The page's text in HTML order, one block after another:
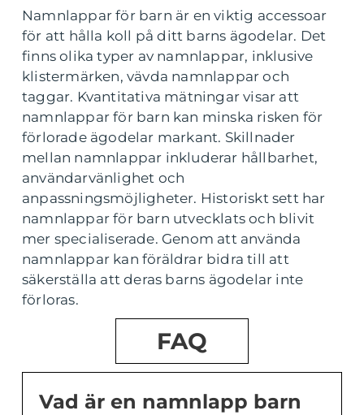
Namnlappar för barn är en viktig accessoar
för att hålla koll på ditt barns ägodelar. Det
finns olika typer av namnlappar, inklusive
klistermärken, vävda namnlappar och
taggar. Kvantitativa mätningar visar att
namnlappar för barn kan minska risken för
förlorade ägodelar markant. Skillnader
mellan namnlappar inkluderar hållbarhet,
användarvänlighet och
anpassningsmöjligheter. Historiskt sett har
namnlappar för barn utvecklats och blivit
mer specialiserade. Genom att använda
namnlappar kan föräldrar bidra till att
säkerställa att deras barns ägodelar inte
förloras.
FAQ
Vad är en namnlapp barn